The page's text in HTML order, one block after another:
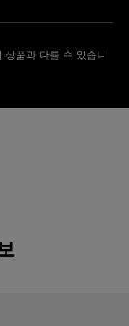
상품과 다를 수 있습니